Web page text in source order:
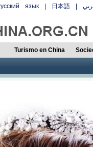
язык 日本語
Turismo en China